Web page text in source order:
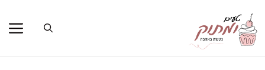
לתוכן